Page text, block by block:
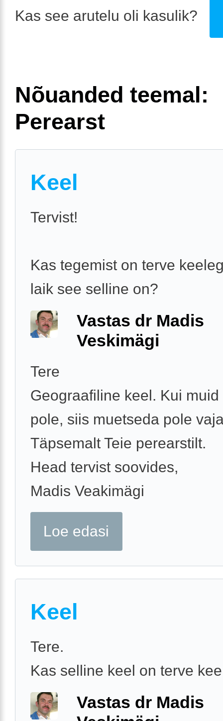
Kas see arutelu oli kasulik?
Nõuanded teemal:
Perearst
Keel
Tervist!
Kas tegemist on terve
laik see selline on?
Vastas dr Madis
Veskimägi
Tere
Geograafiline keel. Kui
pole, siis muetseda pole
Täpsemalt Teie perearstilt.
Head tervist soovides,
Madis Veakimägi
Loe edasi
Keel
Tere.
Kas selline keel on terve
Vastas dr Madis